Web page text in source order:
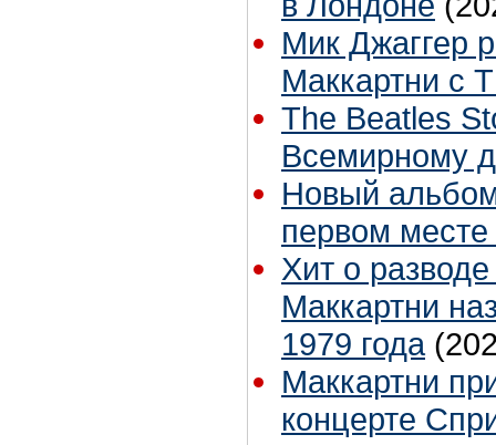
Мик Джаггер
Маккартни с
The Beatles
Всемирному
Новый
первом месте
Хит о
Маккартни
1979 года
Маккартни
концерте